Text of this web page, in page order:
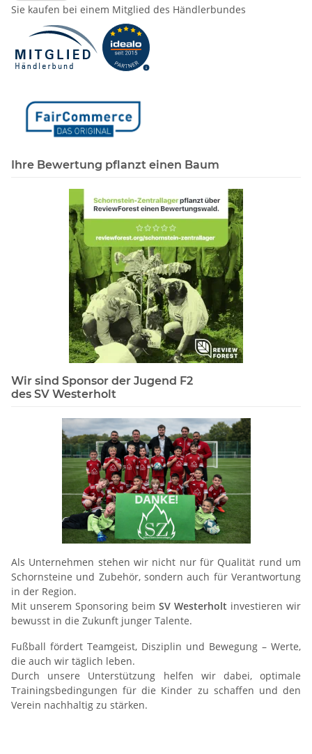
Sie kaufen bei einem Mitglied des Händlerbundes
Ihre Bewertung pflanzt einen Baum
Wir sind Sponsor der Jugend F2
des SV Westerholt
Als Unternehmen stehen wir nicht nur für Qualität rund um
Schornsteine und Zubehör, sondern auch für Verantwortung
in der Region.
Mit unserem Sponsoring beim SV Westerholt investieren wir
bewusst in die Zukunft junger Talente.
Fußball fördert Teamgeist, Disziplin und Bewegung – Werte,
die auch wir täglich leben.
Durch unsere Unterstützung helfen wir dabei, optimale
Trainingsbedingungen für die Kinder zu schaffen und den
Verein nachhaltig zu stärken.